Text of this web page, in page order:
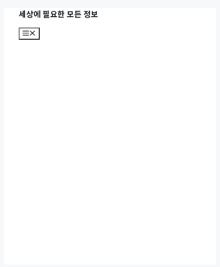
세상에 필요한 모든 정보
메
뉴